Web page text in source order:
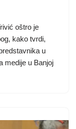
oštro je
kako tvrdi,
u
medije u Banjoj